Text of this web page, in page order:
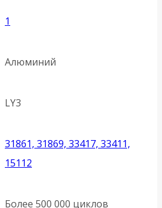
1
Алюминий
LY3
31861, 31869, 33417, 33411,
15112
Более 500 000 циклов